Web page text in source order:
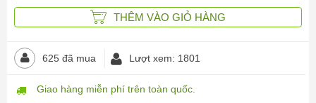
THÊM VÀO GIỎ HÀNG
625 đã mua Lượt xem: 1801
Giao hàng miễn phí trên toàn quốc.